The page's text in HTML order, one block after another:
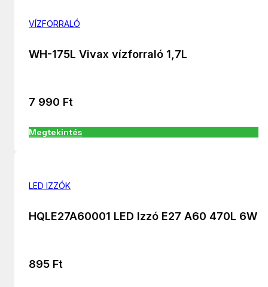
VÍZFORRALÓ
WH-175L Vivax vízforraló 1,7L
7 990 Ft
Megtekintés
LED IZZÓK
HQLE27A60001 LED Izzó E27 A60 470L 6W
895 Ft